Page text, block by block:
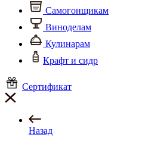
Самогонщикам
Виноделам
Кулинарам
Крафт и сидр
Сертификат
Назад